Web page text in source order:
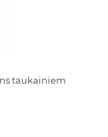
taukainiem